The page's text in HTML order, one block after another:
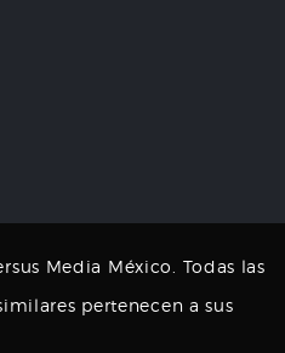
Media México. Todas las
pertenecen a sus